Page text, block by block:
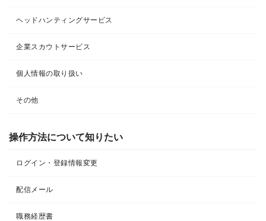
ヘッドハンティングサービス
企業スカウトサービス
個人情報の取り扱い
その他
操作方法について知りたい
ログイン・登録情報変更
配信メール
職務経歴書